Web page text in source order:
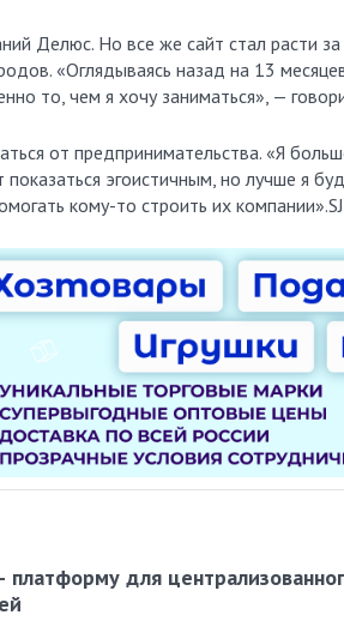
Делюс. Но все же сайт стал расти за
«Оглядываясь назад на 13
то, чем я хочу заниматься», —
от предпринимательства. «Я
эгоистичным, но лучше я
кому-то строить их
для